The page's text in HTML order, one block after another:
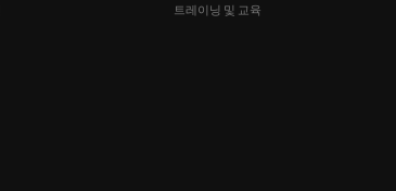
트레이닝 및 교육